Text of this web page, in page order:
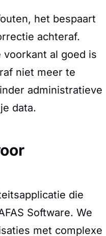
het bespaart
achteraf.
voorkant al goed is
niet meer te
administratieve
data.
die
Software. We
met complexe